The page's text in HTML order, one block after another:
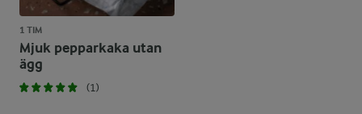
1 TIM
Mjuk pepparkaka utan
ägg
(1)